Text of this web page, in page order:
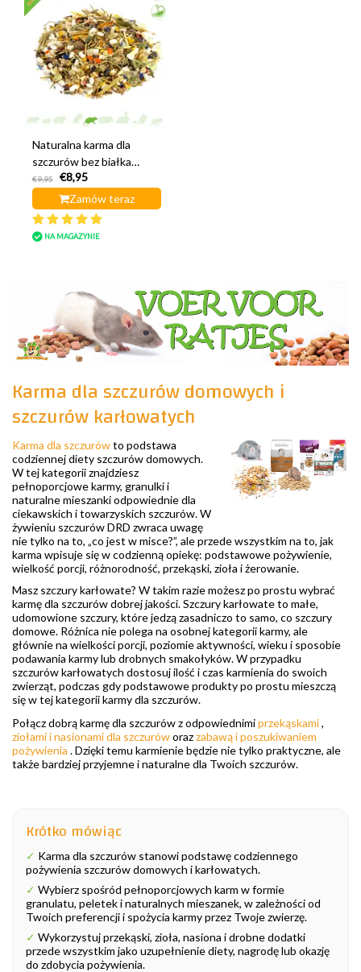
Naturalna karma dla
szczurów bez białka
zwierzęcego 500 gramów
€9,95
€8,95
Zamów teraz
NA MAGAZYNIE
Karma dla szczurów domowych i
szczurów karłowatych
Karma dla szczurówto podstawa
codziennej diety szczurów domowych.
W tej kategorii znajdziesz
pełnoporcjowe karmy, granulki i
naturalne mieszanki odpowiednie dla
ciekawskich i towarzyskich szczurów. W
żywieniu szczurów DRD zwraca uwagę
nie tylko na to, „co jest w misce?”, ale przede wszystkim na to, jak
karma wpisuje się w codzienną opiekę: podstawowe pożywienie,
wielkość porcji, różnorodność, przekąski, zioła i żerowanie.
Masz szczury karłowate? W takim razie możesz po prostu wybrać
karmę dla szczurów dobrej jakości. Szczury karłowate to małe,
udomowione szczury, które jedzą zasadniczo to samo, co szczury
domowe. Różnica nie polega na osobnej kategorii karmy, ale
głównie na wielkości porcji, poziomie aktywności, wieku i sposobie
podawania karmy lub drobnych smakołyków. W przypadku
szczurów karłowatych dostosuj ilość i czas karmienia do swoich
zwierząt, podczas gdy podstawowe produkty po prostu mieszczą
się w tej kategorii karmy dla szczurów.
Połącz dobrą karmę dla szczurów z odpowiednimiprzekąskami,
ziołami i nasionami dla szczuróworazzabawą i poszukiwaniem
pożywienia . Dzięki temu karmienie będzie nie tylko praktyczne, ale
także bardziej przyjemne i naturalne dla Twoich szczurów.
Krótko mówiąc
✓ Karma dla szczurów stanowi podstawę codziennego
pożywienia szczurów domowych i karłowatych.
✓ Wybierz spośród pełnoporcjowych karm w formie
granulatu, peletek i naturalnych mieszanek, w zależności od
Twoich preferencji i spożycia karmy przez Twoje zwierzę.
✓ Wykorzystuj przekąski, zioła, nasiona i drobne dodatki
przede wszystkim jako uzupełnienie diety, nagrodę lub okazję
do zdobycia pożywienia.